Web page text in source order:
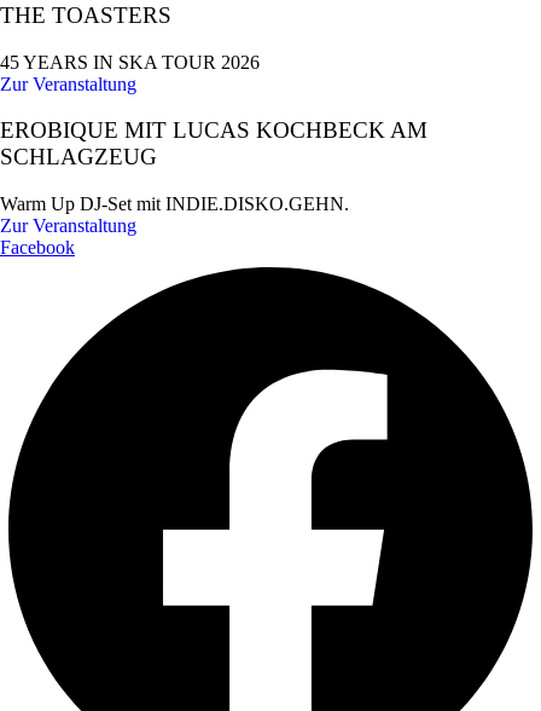
THE TOASTERS
45 YEARS IN SKA TOUR 2026
Zur Veranstaltung
EROBIQUE MIT LUCAS KOCHBECK AM
SCHLAGZEUG
Warm Up DJ-Set mit INDIE.DISKO.GEHN.
Zur Veranstaltung
Facebook